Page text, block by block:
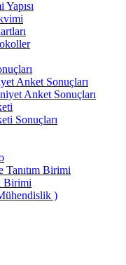
Anket Sonuçları
Anket Sonuçları
Sonuçları
Tanıtım Birimi
Birimi
)